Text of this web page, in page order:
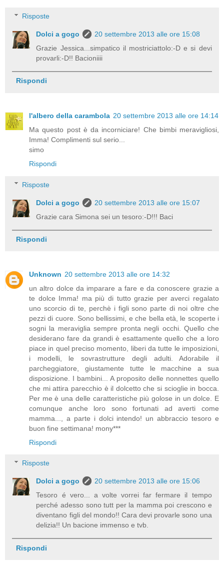
Risposte
Dolci a gogo
20 settembre 2013 alle ore 15:08
Grazie Jessica...simpatico il mostriciattolo:-D e si devi
provarli:-D!! Bacioniiii
Rispondi
l'albero della carambola 20 settembre 2013 alle ore 14:14
Ma questo post è da incorniciare! Che bimbi meravigliosi,
Imma! Complimenti sul serio...
simo
Rispondi
Risposte
Dolci a gogo
20 settembre 2013 alle ore 15:07
Grazie cara Simona sei un tesoro:-D!!! Baci
Rispondi
Unknown 20 settembre 2013 alle ore 14:32
un altro dolce da imparare a fare e da conoscere grazie a
te dolce Imma! ma più di tutto grazie per averci regalato
uno scorcio di te, perchè i figli sono parte di noi oltre che
pezzi di cuore. Sono bellissimi, e che bella età, le scoperte i
sogni la meraviglia sempre pronta negli occhi. Quello che
desiderano fare da grandi è esattamente quello che a loro
piace in quel preciso momento, liberi da tutte le imposizioni,
i modelli, le sovrastrutture degli adulti. Adorabile il
parcheggiatore, giustamente tutte le macchine a sua
disposizione. I bambini... A proposito delle nonnettes quello
che mi attira parecchio è il dolcetto che si scioglie in bocca.
Per me è una delle caratteristiche più golose in un dolce. E
comunque anche loro sono fortunati ad averti come
mamma..., a parte i dolci intendo! un abbraccio tesoro e
buon fine settimana! mony***
Rispondi
Risposte
Dolci a gogo
20 settembre 2013 alle ore 15:06
Tesoro é vero... a volte vorrei far fermare il tempo
perché adesso sono tutt per la mamma poi crescono e
diventano figli del mondo!! Cara devi provarle sono una
delizia!! Un bacione immenso e tvb.
Rispondi